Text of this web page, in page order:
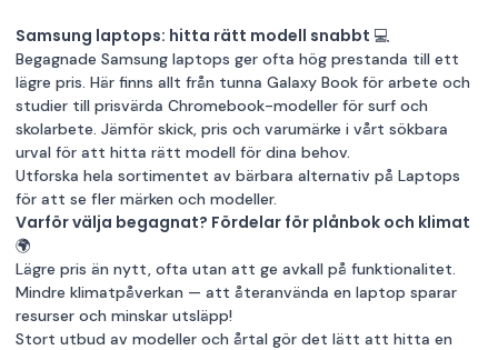
Samsung laptops: hitta rätt modell snabbt 💻
Begagnade Samsung laptops ger ofta hög prestanda till ett
lägre pris. Här finns allt från tunna Galaxy Book för arbete och
studier till prisvärda Chromebook-modeller för surf och
skolarbete. Jämför skick, pris och varumärke i vårt sökbara
urval för att hitta rätt modell för dina behov.
Utforska hela sortimentet av bärbara alternativ på Laptops
för att se fler märken och modeller.
Varför välja begagnat? Fördelar för plånbok och klimat
🌍
Lägre pris än nytt, ofta utan att ge avkall på funktionalitet.
Mindre klimatpåverkan — att återanvända en laptop sparar
resurser och minskar utsläpp!
Stort utbud av modeller och årtal gör det lätt att hitta en